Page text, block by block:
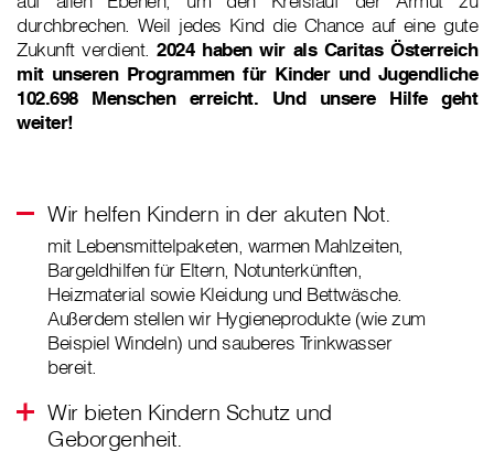
durchbrechen. Weil jedes Kind die Chance auf eine gute
Zukunft verdient.2024 haben wir als Caritas Österreich
mit unseren Programmen für Kinder und Jugendliche
102.698 Menschen erreicht. Und unsere Hilfe geht
weiter!
Wir helfen Kindern in der akuten Not.
mit Lebensmittelpaketen, warmen Mahlzeiten,
Bargeldhilfen für Eltern, Notunterkünften,
Heizmaterial sowie Kleidung und Bettwäsche.
Außerdem stellen wir Hygieneprodukte (wie zum
Beispiel Windeln) und sauberes Trinkwasser
bereit.
Wir bieten Kindern Schutz und
Geborgenheit.